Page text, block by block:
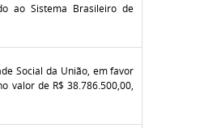
ao Sistema Brasileiro de
Social da União, em favor
valor de R$ 38.786.500,00,